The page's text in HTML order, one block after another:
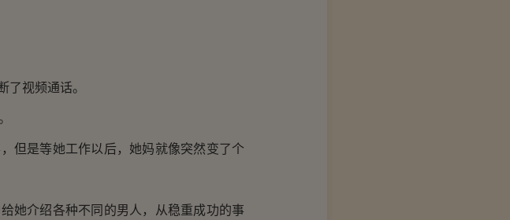
视频通话。
是等她工作以后，她妈就像突然变了个
介绍各种不同的男人，从稳重成功的事